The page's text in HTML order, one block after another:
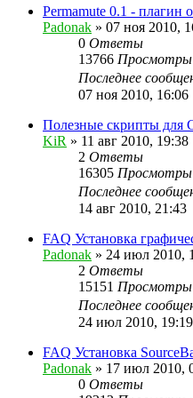
Permamute 0.1 - плагин
Padonak » 07 ноя 2010,
0 Ответы
13766 Просмотры
Последнее
07 ноя 2010, 16:06
Полезные скрипты для
KiR » 11 авг 2010, 19:38
2 Ответы
16305 Просмотры
Последнее
14 авг 2010, 21:43
FAQ Установка
Padonak » 24 июл 2010,
2 Ответы
15151 Просмотры
Последнее
24 июл 2010, 19:19
FAQ Установка
Padonak » 17 июл 2010,
0 Ответы